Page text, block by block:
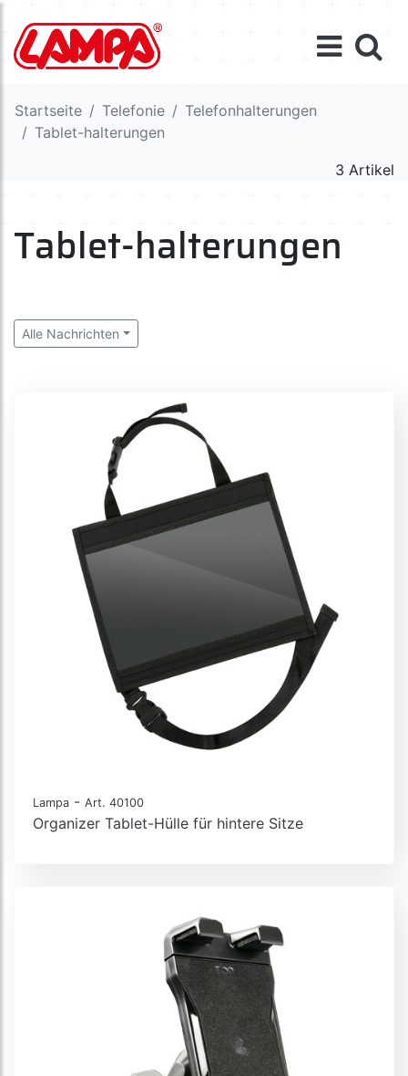
Startseite Telefonie
Telefonhalterungen
Tablet-halterungen
3 Artikel
Tablet-halterungen
Alle Nachrichten
Lampa - Art. 40100
Organizer Tablet-Hülle für hintere Sitze